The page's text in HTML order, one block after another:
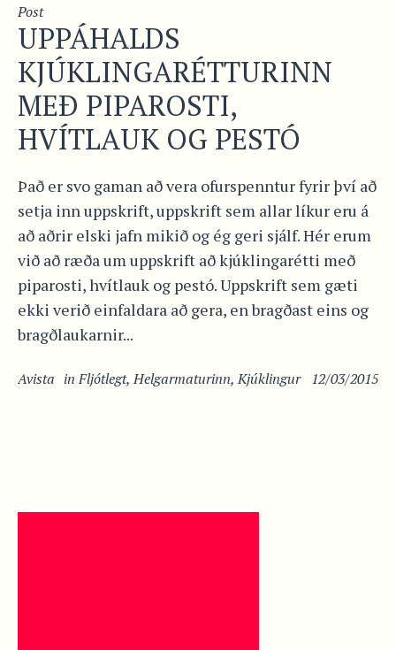
Post
UPPÁHALDS
KJÚKLINGARÉTTURINN
MEÐ PIPAROSTI,
HVÍTLAUK OG PESTÓ
Það er svo gaman að vera ofurspenntur fyrir því að
setja inn uppskrift, uppskrift sem allar líkur eru á
að aðrir elski jafn mikið og ég geri sjálf. Hér erum
við að ræða um uppskrift að kjúklingarétti með
piparosti, hvítlauk og pestó. Uppskrift sem gæti
ekki verið einfaldara að gera, en bragðast eins og
bragðlaukarnir...
12/03/2015
Avista inFljótlegt,Helgarmaturinn,Kjúklingur